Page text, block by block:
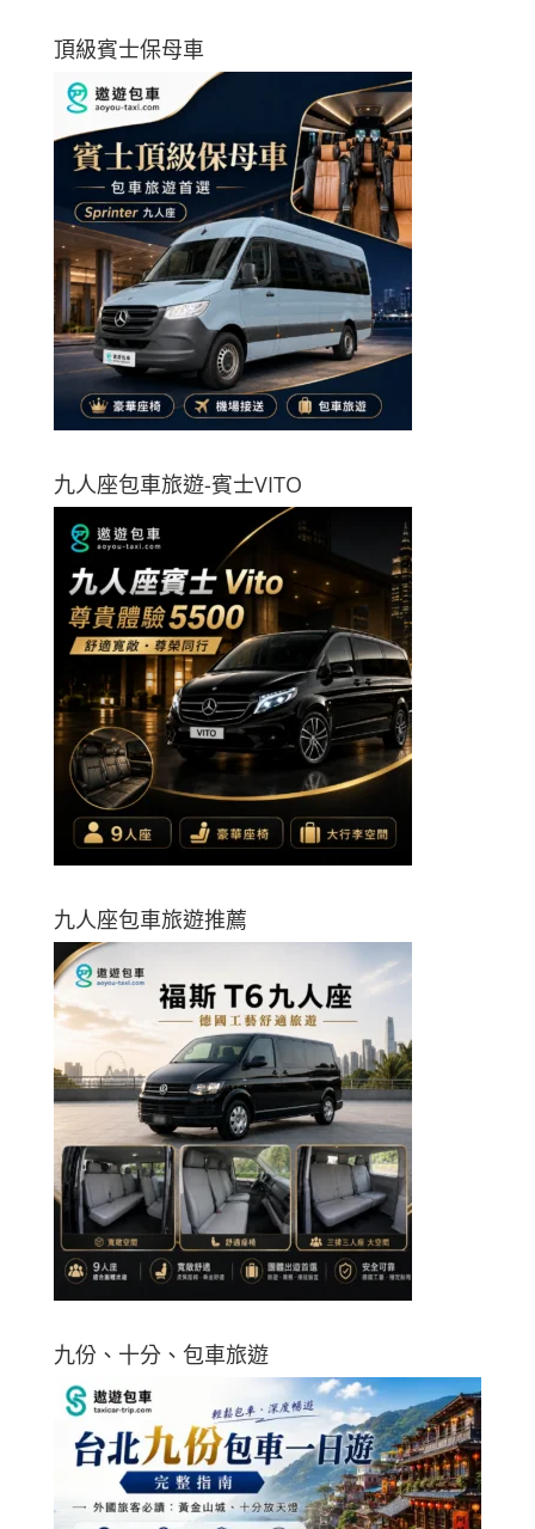
頂級賓士保母車
九人座包車旅遊-賓士VITO
九人座包車旅遊推薦
九份、十分、包車旅遊